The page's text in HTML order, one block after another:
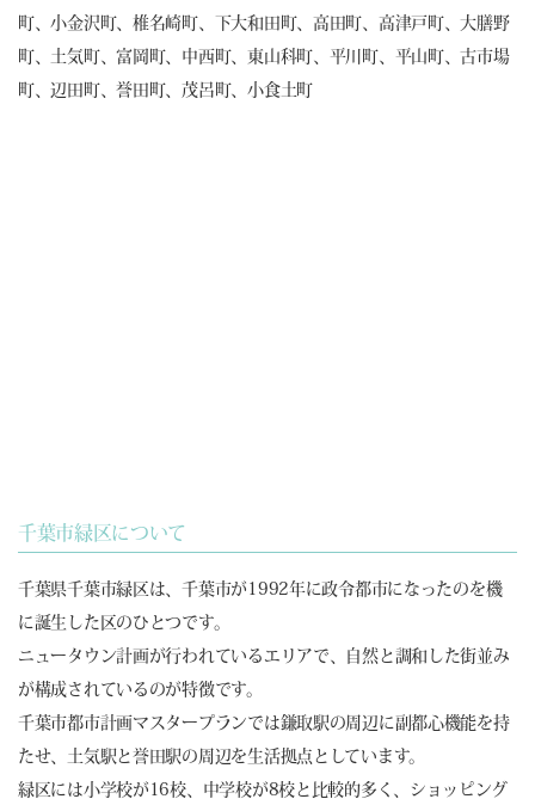
町、小金沢町、椎名崎町、下大和田町、高田町、高津戸町、大膳野
町、土気町、富岡町、中西町、東山科町、平川町、平山町、古市場
町、辺田町、誉田町、茂呂町、小食土町
千葉市緑区について
千葉県千葉市緑区は、千葉市が1992年に政令都市になったのを機
に誕生した区のひとつです。
ニュータウン計画が行われているエリアで、自然と調和した街並み
が構成されているのが特徴です。
千葉市都市計画マスタープランでは鎌取駅の周辺に副都心機能を持
たせ、土気駅と誉田駅の周辺を生活拠点としています。
緑区には小学校が16校、中学校が8校と比較的多く、ショッピング